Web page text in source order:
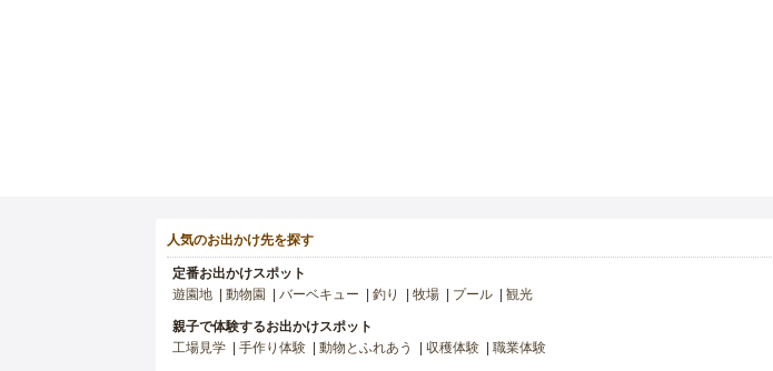
人気のお出かけ先を探す
定番お出かけスポット
遊園地
動物園 バーベキュー 釣り 牧場 プール 観光
親子で体験するお出かけスポット
工場見学
手作り体験 動物とふれあう 収穫体験 職業体験